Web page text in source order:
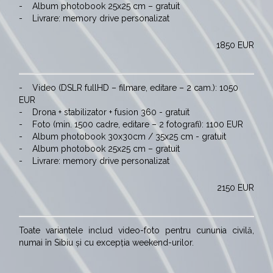
-
Album photobook 25x25 cm – gratuit
-
Livrare: memory drive personalizat
1850 EUR
-
Video (DSLR fullHD – filmare, editare – 2 cam.): 1050
EUR
-
Drona + stabilizator + fusion 360 - gratuit
-
Foto (min. 1500 cadre, editare – 2 fotografi): 1100 EUR
-
Album photobook 30x30cm / 35x25 cm - gratuit
-
Album photobook 25x25 cm – gratuit
-
Livrare: memory drive personalizat
2150 EUR
Toate variantele includ video-foto pentru cununia civilă,
numai în Sibiu și cu excepția weekend-urilor.